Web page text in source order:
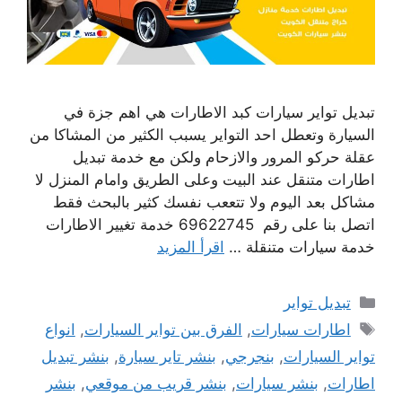
تبديل تواير سيارات كبد الاطارات هي اهم جزة في
السيارة وتعطل احد التواير يسبب الكثير من المشاكا من
عقلة حركو المرور والازحام ولكن مع خدمة تبديل
اطارات متنقل عند البيت وعلى الطريق وامام المنزل لا
مشاكل بعد اليوم ولا تتععب نفسك كثير بالبحث فقط
اتصل بنا على رقم 69622745 خدمة تغيير الاطارات
خدمة سيارات متنقلة … اقرأ المزيد
التصنيفات
تبديل تواير
الوسوم
اطارات سيارات, الفرق بين تواير السيارات, انواع
تواير السيارات, بنجرجي, بنشر تاير سيارة, بنشر تبديل
اطارات, بنشر سيارات, بنشر قريب من موقعي, بنشر